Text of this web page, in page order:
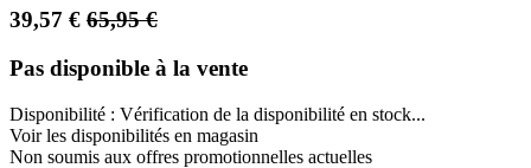
39,57 € 65,95€
Pas disponible à la vente
Disponibilité : Vérification de la disponibilité en stock...
Voir les disponibilités en magasin
Non soumis aux offres promotionnelles actuelles